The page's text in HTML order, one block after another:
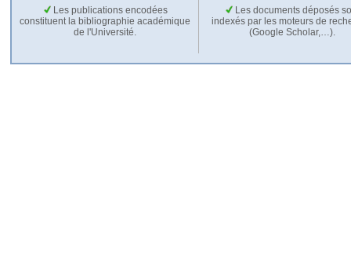
Les publications encodées
constituent la bibliographie académique
de l'Université.
Les documents déposés
indexés par les moteurs de
(Google Scholar,…).